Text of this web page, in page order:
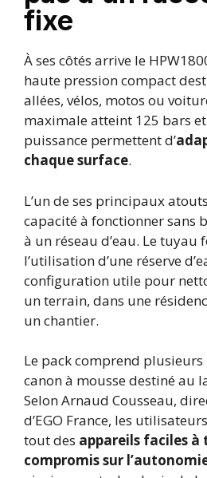
fixe
À ses côtés arrive le
haute pression compact
allées, vélos, motos ou
maximale atteint 125 bars
puissance permettent d’
chaque surface.
L’un de ses principaux
capacité à fonctionner sans
à un réseau d’eau. Le
l’utilisation d’une réserve
configuration utile pour
un terrain, dans une
un chantier.
Le pack comprend plusieurs
canon à mousse destiné au
Selon Arnaud Cousseau,
d’EGO France, les
tout des appareils faciles à
compromis sur